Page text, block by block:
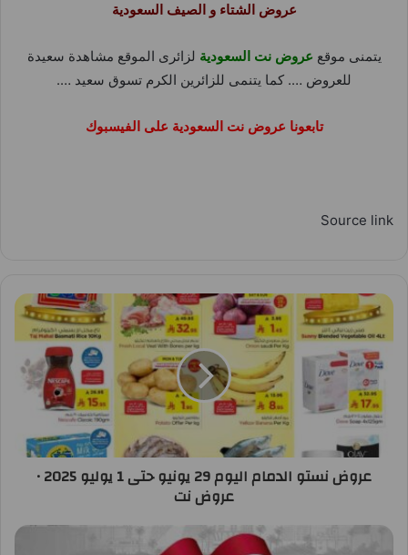
عروض الشتاء و الصيف السعودية
يتمنى موقع عروض نت السعودية لزائرى الموقع مشاهدة سعيدة
للعروض …. كما يتنمى للزائرين الكرم تسوق سعيد ….
تابعونا عروض نت السعودية على الفيسبوك
Source link
عروض نستو الدمام اليوم 29 يونيو حتى 1 يوليو 2025 •
عروض نت